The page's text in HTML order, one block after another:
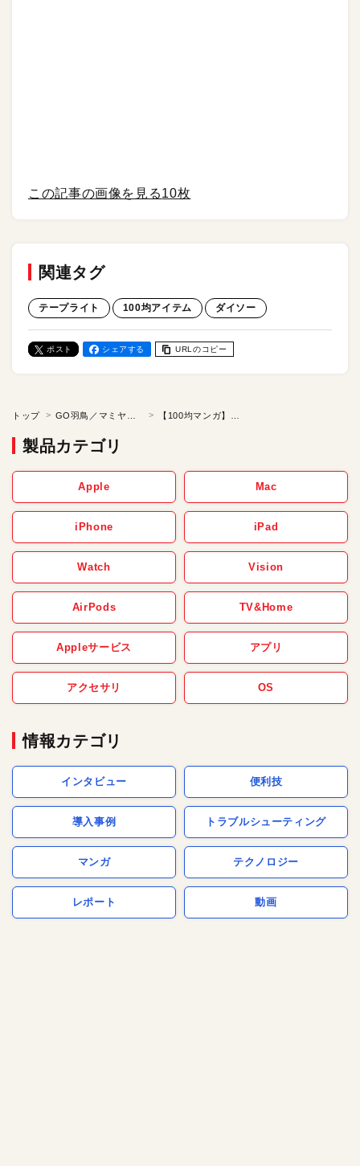
この記事の画像を見る10枚
関連タグ
テープライト 100均アイテム ダイソー
ポスト シェアする URLのコピー
トップ
製品カテゴリ
Apple Mac
iPhone iPad
Watch Vision
AirPods TV&Home
Appleサービス アプリ
アクセサリ OS
情報カテゴリ
インタビュー 便利技
導入事例 トラブルシューティング
マンガ テクノロジー
レポート 動画